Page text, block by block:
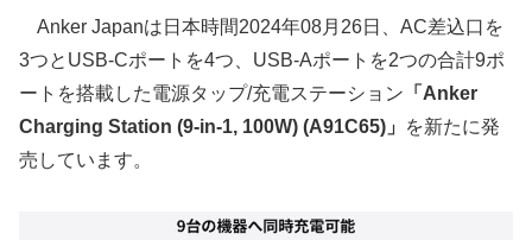
Anker Japanは日本時間2024年08月26日、AC差込口を
3つとUSB-Cポートを4つ、USB-Aポートを2つの合計9ポ
ートを搭載した電源タップ/充電ステーション 「Anker
Charging Station (9-in-1, 100W) (A91C65)」
を新たに発
売しています。